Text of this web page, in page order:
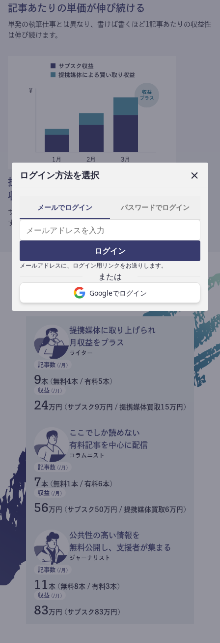
ログイン方法を選択
メールでログイン パスワードでログイン
ログイン
メールアドレスに、ログイン用リンクをお送りします。
Googleでログイン
記事あたりの単価が伸び続ける
単発の執筆仕事とは異なり、 書けば書くほど1記事あたりの収益性
は伸び続けます。
提携媒体による記事買い取りで
収益がプラスされる
サブスク収益にメディアへの記事提供の売り上げをプラスできま
す。
収益イメージ
提携媒体に取り上げられ
月収益をプラス
ライター
記事数 (/月)
9本 (無料4本 / 有料5本)
収益 (/月)
24万円 (サブスク9万円 / 提携媒体買取15万円)
ここでしか読めない
有料記事を中心に配信
コラムニスト
記事数 (/月)
7本 (無料1本 / 有料6本)
収益 (/月)
56万円 (サブスク50万円 / 提携媒体買取6万円)
公共性の高い情報を
無料公開し、支援者が集まる
ジャーナリスト
記事数 (/月)
11 本 (無料8本 / 有料3本)
収益 (/月)
83万円 (サブスク83万円)